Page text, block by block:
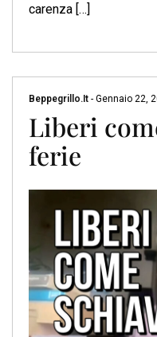
carenza […]
Beppegrillo.it - Gennaio 22,
Liberi
ferie